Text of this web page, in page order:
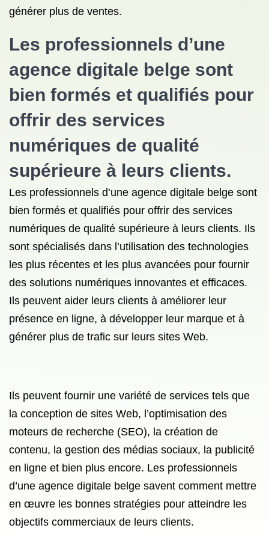
générer plus de ventes.
Les professionnels d’une
agence digitale belge sont
bien formés et qualifiés pour
offrir des services
numériques de qualité
supérieure à leurs clients.
Les professionnels d’une agence digitale belge sont
bien formés et qualifiés pour offrir des services
numériques de qualité supérieure à leurs clients. Ils
sont spécialisés dans l’utilisation des technologies
les plus récentes et les plus avancées pour fournir
des solutions numériques innovantes et efficaces.
Ils peuvent aider leurs clients à améliorer leur
présence en ligne, à développer leur marque et à
générer plus de trafic sur leurs sites Web.
Ils peuvent fournir une variété de services tels que
la conception de sites Web, l’optimisation des
moteurs de recherche (SEO), la création de
contenu, la gestion des médias sociaux, la publicité
en ligne et bien plus encore. Les professionnels
d’une agence digitale belge savent comment mettre
en œuvre les bonnes stratégies pour atteindre les
objectifs commerciaux de leurs clients.